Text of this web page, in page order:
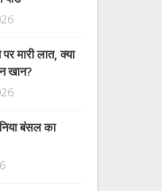
मारी लात, क्या
खान?
बंसल का